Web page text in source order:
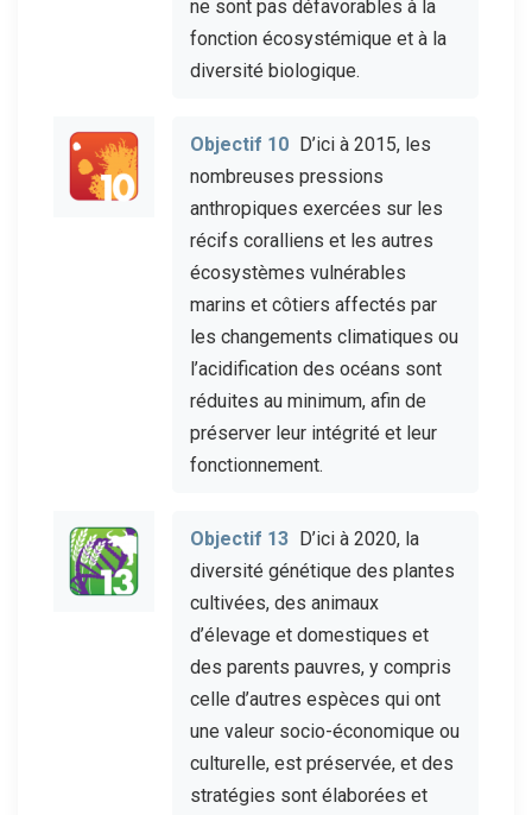
ne sont pas défavorables à la
fonction écosystémique et à la
diversité biologique.
Objectif 10 D’ici à 2015, les
nombreuses pressions
anthropiques exercées sur les
récifs coralliens et les autres
écosystèmes vulnérables
marins et côtiers affectés par
les changements climatiques ou
l’acidification des océans sont
réduites au minimum, afin de
préserver leur intégrité et leur
fonctionnement.
Objectif 13 D’ici à 2020, la
diversité génétique des plantes
cultivées, des animaux
d’élevage et domestiques et
des parents pauvres, y compris
celle d’autres espèces qui ont
une valeur socio-économique ou
culturelle, est préservée, et des
stratégies sont élaborées et